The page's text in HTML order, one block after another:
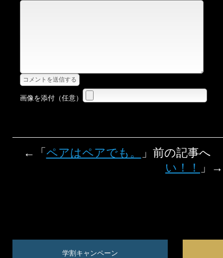
画像を添付（任意）
←「ペアはペアでも。
」前の記事
い！！
」→
学割キャンペーン